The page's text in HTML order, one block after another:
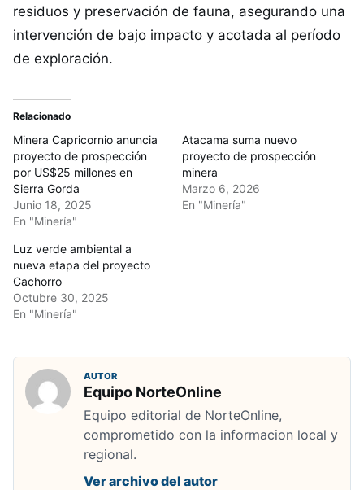
residuos y preservación de fauna, asegurando una
intervención de bajo impacto y acotada al período
de exploración.
Relacionado
Minera Capricornio anuncia
proyecto de prospección
por US$25 millones en
Sierra Gorda
Junio 18, 2025
En "Minería"
Atacama suma nuevo
proyecto de prospección
minera
Marzo 6, 2026
En "Minería"
Luz verde ambiental a
nueva etapa del proyecto
Cachorro
Octubre 30, 2025
En "Minería"
AUTOR
Equipo NorteOnline
Equipo editorial de NorteOnline,
comprometido con la informacion local y
regional.
Ver archivo del autor